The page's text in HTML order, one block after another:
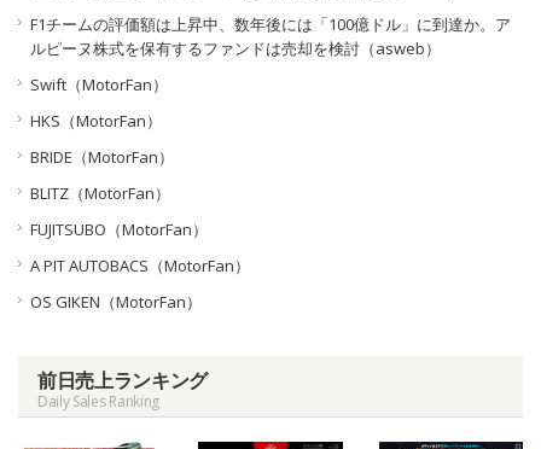
F1チームの評価額は上昇中、数年後には「100億ドル」に到達か。ア
ルピーヌ株式を保有するファンドは売却を検討（asweb）
Swift（MotorFan）
HKS（MotorFan）
BRIDE（MotorFan）
BLITZ（MotorFan）
FUJITSUBO（MotorFan）
A PIT AUTOBACS（MotorFan）
OS GIKEN（MotorFan）
前日売上ランキング
Daily Sales Ranking